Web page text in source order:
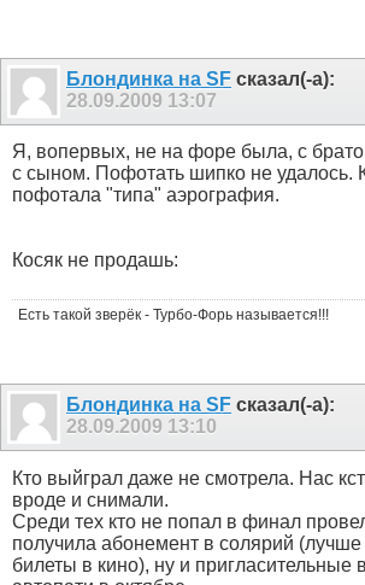
Блондинка на SF сказал(-а):
28.09.2009 13:07
Я, вопервых, не на форе была, с
с сыном. Пофотать шипко не удалось.
пофотала "типа" аэрография.
Косяк не продашь:
Есть такой зверёк - Турбо-Форь называется!!!
Блондинка на SF сказал(-а):
28.09.2009 13:10
Кто выйграл даже не смотрела. Нас
вроде и снимали.
Среди тех кто не попал в финал
получила абонемент в солярий (лучше
билеты в кино), ну и пригласительные